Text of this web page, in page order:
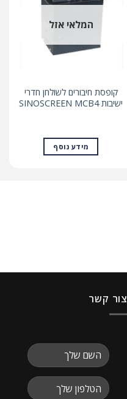
המלאי אזל
קופסת חיבורים לשולחן חדרי
ישיבות SINOSCREEN MCB4
מידע נוסף
צור קשר